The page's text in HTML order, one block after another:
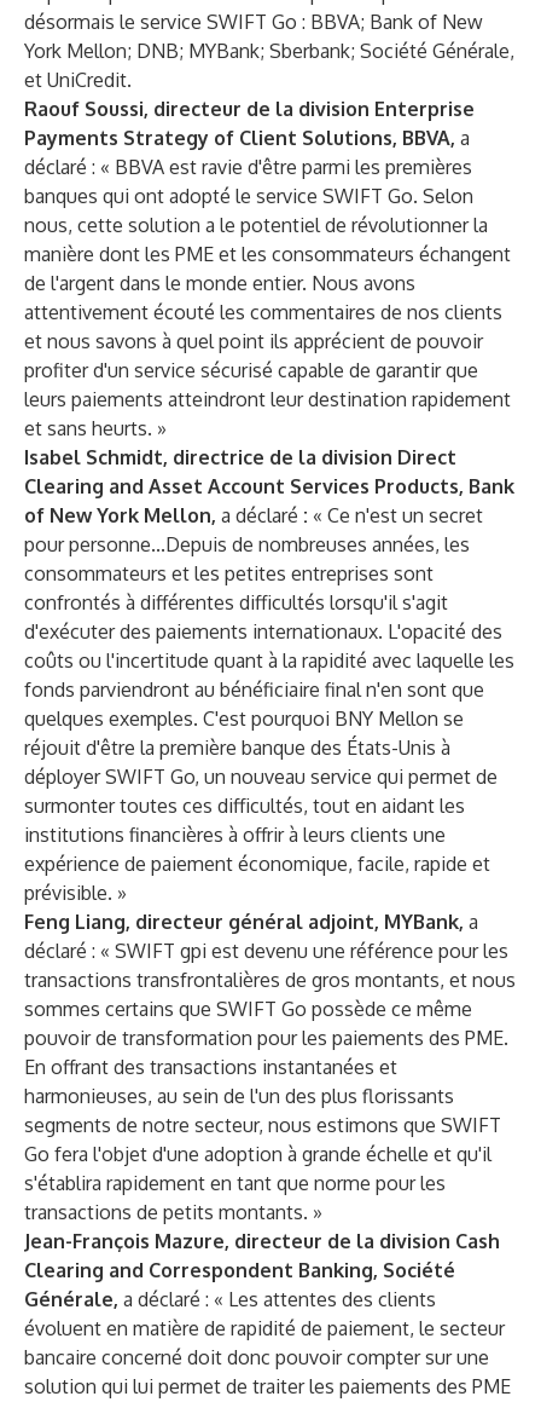
désormais le service SWIFT Go : BBVA; Bank of New
York Mellon; DNB; MYBank; Sberbank; Société Générale,
et UniCredit.
Raouf Soussi, directeur de la division Enterprise
Payments Strategy of Client Solutions, BBVA, a
déclaré : « BBVA est ravie d'être parmi les premières
banques qui ont adopté le service SWIFT Go. Selon
nous, cette solution a le potentiel de révolutionner la
manière dont les PME et les consommateurs échangent
de l'argent dans le monde entier. Nous avons
attentivement écouté les commentaires de nos clients
et nous savons à quel point ils apprécient de pouvoir
profiter d'un service sécurisé capable de garantir que
leurs paiements atteindront leur destination rapidement
et sans heurts. »
Isabel Schmidt, directrice de la division Direct
Clearing and Asset Account Services Products, Bank
of New York Mellon, a déclaré : « Ce n'est un secret
pour personne...Depuis de nombreuses années, les
consommateurs et les petites entreprises sont
confrontés à différentes difficultés lorsqu'il s'agit
d'exécuter des paiements internationaux. L'opacité des
coûts ou l'incertitude quant à la rapidité avec laquelle les
fonds parviendront au bénéficiaire final n'en sont que
quelques exemples. C'est pourquoi BNY Mellon se
réjouit d'être la première banque des États-Unis à
déployer SWIFT Go, un nouveau service qui permet de
surmonter toutes ces difficultés, tout en aidant les
institutions financières à offrir à leurs clients une
expérience de paiement économique, facile, rapide et
prévisible. »
Feng Liang, directeur général adjoint, MYBank, a
déclaré : « SWIFT gpi est devenu une référence pour les
transactions transfrontalières de gros montants, et nous
sommes certains que SWIFT Go possède ce même
pouvoir de transformation pour les paiements des PME.
En offrant des transactions instantanées et
harmonieuses, au sein de l'un des plus florissants
segments de notre secteur, nous estimons que SWIFT
Go fera l'objet d'une adoption à grande échelle et qu'il
s'établira rapidement en tant que norme pour les
transactions de petits montants. »
Jean-François Mazure, directeur de la division Cash
Clearing and Correspondent Banking, Société
Générale, a déclaré : « Les attentes des clients
évoluent en matière de rapidité de paiement, le secteur
bancaire concerné doit donc pouvoir compter sur une
solution qui lui permet de traiter les paiements des PME